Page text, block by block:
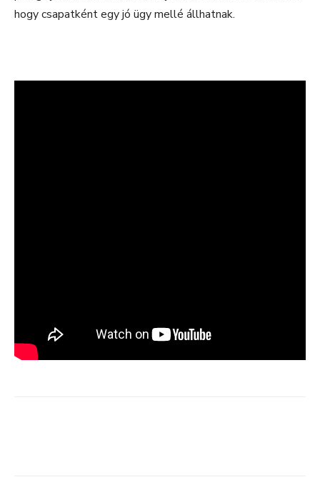
hogy csapatként egy jó ügy mellé állhatnak.